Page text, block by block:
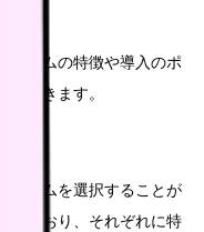
ステムの特徴や導入のポ
ていきます。
ステムを選択することが
れており、それぞれに特